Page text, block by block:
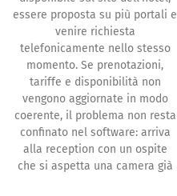
essere proposta su più portali e
venire richiesta
telefonicamente nello stesso
momento. Se prenotazioni,
tariffe e disponibilità non
vengono aggiornate in modo
coerente, il problema non resta
confinato nel software: arriva
alla reception con un ospite
che si aspetta una camera già